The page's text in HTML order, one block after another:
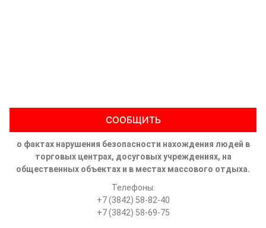
СООБЩИТЬ
о фактах нарушения безопасности нахождения людей в
торговых центрах, досуговых учреждениях, на
общественных объектах и в местах массового отдыха.
Телефоны:
+7 (3842) 58-82-40
+7 (3842) 58-69-75